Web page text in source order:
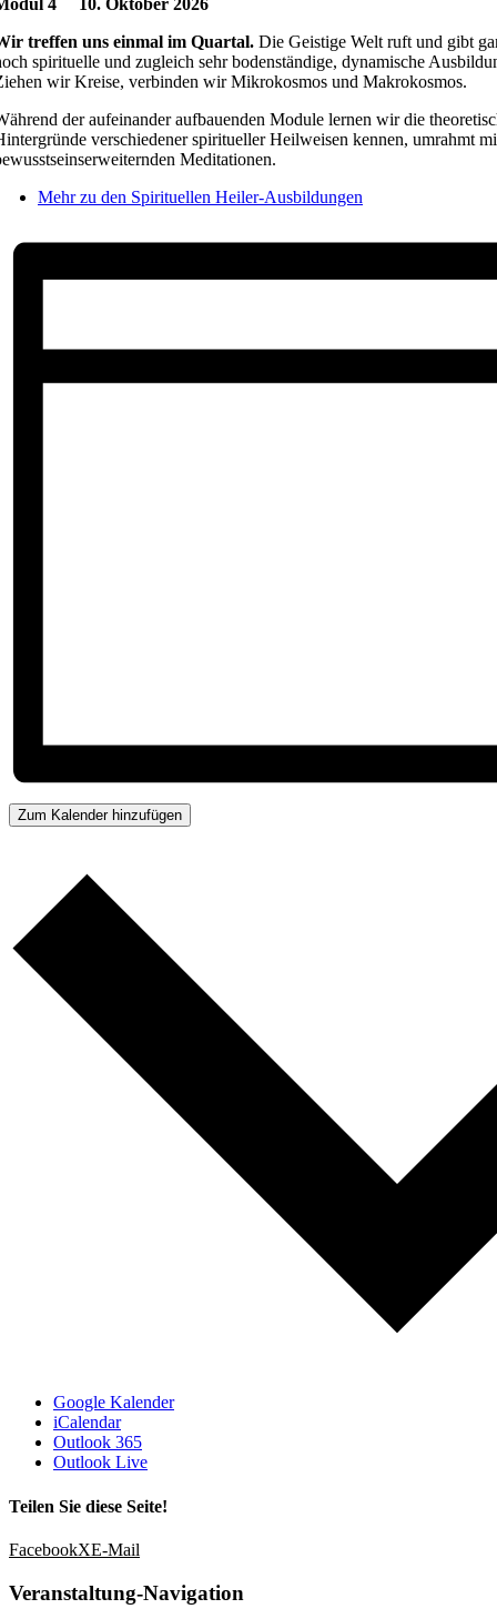
4 10. Oktober 2026
treffen uns einmal im Quartal. Die Geistige Welt ruft und gibt
spirituelle und zugleich sehr bodenständige, dynamische
wir Kreise, verbinden wir Mikrokosmos und Makrokosmos.
der aufeinander aufbauenden Module lernen wir die
verschiedener spiritueller Heilweisen kennen, umrahmt
Meditationen.
Mehr zu den Spirituellen Heiler-Ausbildungen
Zum Kalender hinzufügen
Google Kalender
iCalendar
Outlook 365
Outlook Live
Teilen Sie diese Seite!
FacebookXE-Mail
Veranstaltung-Navigation